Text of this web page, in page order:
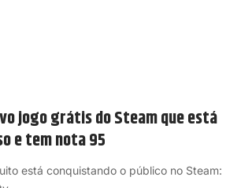
jogo grátis do Steam que está
e tem nota 95
está conquistando o público no Steam: